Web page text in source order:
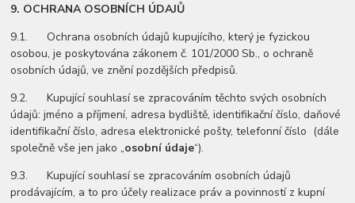
9. OCHRANA OSOBNÍCH ÚDAJŮ
9.1. Ochrana osobních údajů kupujícího, který je fyzickou
osobou, je poskytována zákonem č. 101/2000 Sb., o ochraně
osobních údajů, ve znění pozdějších předpisů.
9.2. Kupující souhlasí se zpracováním těchto svých osobních
údajů: jméno a příjmení, adresa bydliště, identifikační číslo, daňové
identifikační číslo, adresa elektronické pošty, telefonní číslo (dále
společně vše jen jako „osobní údaje“).
9.3. Kupující souhlasí se zpracováním osobních údajů
prodávajícím, a to pro účely realizace práv a povinností z kupní